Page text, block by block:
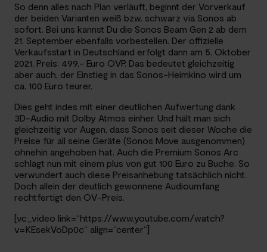
So denn alles nach Plan verläuft, beginnt der Vorverkauf
der beiden Varianten weiß bzw. schwarz via Sonos ab
sofort. Bei uns kannst Du die Sonos Beam Gen 2 ab dem
21. September ebenfalls vorbestellen. Der offizielle
Verkaufsstart in Deutschland erfolgt dann am 5. Oktober
2021, Preis: 499,- Euro OVP. Das bedeutet gleichzeitig
aber auch, der Einstieg in das Sonos-Heimkino wird um
ca. 100 Euro teurer.
Dies geht indes mit einer deutlichen Aufwertung dank
3D-Audio mit Dolby Atmos einher. Und hält man sich
gleichzeitig vor Augen, dass Sonos seit dieser Woche die
Preise für all seine Geräte (Sonos Move ausgenommen)
ohnehin angehoben hat. Auch die Premium Sonos Arc
schlägt nun mit einem plus von gut 100 Euro zu Buche. So
verwundert auch diese Preisanhebung tatsächlich nicht.
Doch allein der deutlich gewonnene Audioumfang
rechtfertigt den OV-Preis.
[vc_video link=“https://www.youtube.com/watch?
v=KEsekVoDp0c“ align=“center“]